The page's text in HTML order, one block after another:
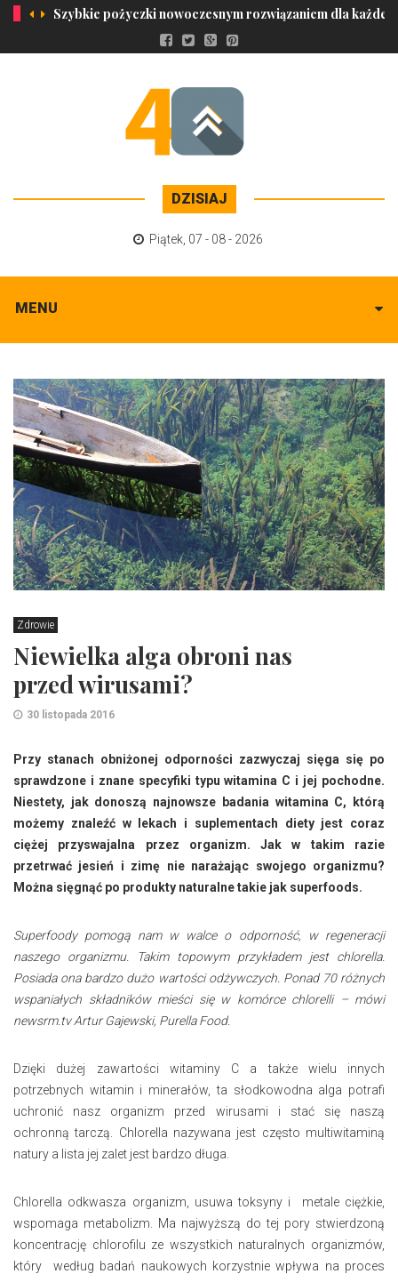
Szybkie pożyczki nowoczesnym rozwiązaniem dla
DZISIAJ
Piątek 07 - 08 - 2026
MENU
Zdrowie
Niewielka alga obroni nas
przed wirusami?
30 listopada 2016
Przy stanach obniżonej odporności zazwyczaj sięga się po
sprawdzone i znane specyfiki typu witamina C i jej pochodne.
Niestety, jak donoszą najnowsze badania witamina C, którą
możemy znaleźć w lekach i suplementach diety jest coraz
ciężej przyswajalna przez organizm. Jak w takim razie
przetrwać jesień i zimę nie narażając swojego organizmu?
Można sięgnąć po produkty naturalne takie jak superfoods.
Superfoody pomogą nam w walce o odporność, w regeneracji
naszego organizmu. Takim topowym przykładem jest chlorella.
Posiada ona bardzo dużo wartości odżywczych. Ponad 70 różnych
wspaniałych składników mieści się w komórce chlorelli – mówi
newsrm.tv Artur Gajewski, Purella Food.
Dzięki dużej zawartości witaminy C a także wielu innych
potrzebnych witamin i minerałów, ta słodkowodna alga potrafi
uchronić nasz organizm przed wirusami i stać się naszą
ochronną tarczą. Chlorella nazywana jest często multiwitaminą
natury a lista jej zalet jest bardzo długa.
Chlorella odkwasza organizm, usuwa toksyny i metale ciężkie,
wspomaga metabolizm. Ma najwyższą do tej pory stwierdzoną
koncentrację chlorofilu ze wszystkich naturalnych organizmów,
który według badań naukowych korzystnie wpływa na proces